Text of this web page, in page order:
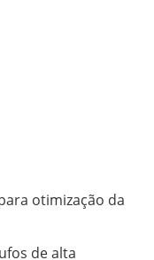
otimização da
de alta